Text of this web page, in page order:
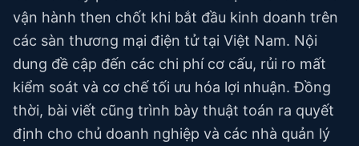
vận hành then chốt khi bắt đầu kinh doanh trên
các sàn thương mại điện tử tại Việt Nam. Nội
dung đề cập đến các chi phí cơ cấu, rủi ro mất
kiểm soát và cơ chế tối ưu hóa lợi nhuận. Đồng
thời, bài viết cũng trình bày thuật toán ra quyết
định cho chủ doanh nghiệp và các nhà quản lý